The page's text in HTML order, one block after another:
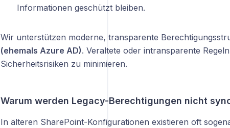
Informationen geschützt bleiben.
Wir unterstützen moderne, transparente
(ehemals Azure AD). Veraltete oder intransparente
Sicherheitsrisiken zu minimieren.
Warum werden Legacy-Berechtigungen nicht
In älteren SharePoint-Konfigurationen existieren oft